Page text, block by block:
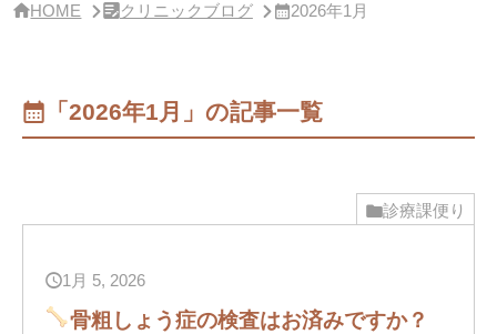
HOME クリニックブログ 2026年1月
「2026年1月」の記事一覧
診療課便り
1月 5, 2026
骨粗しょう症の検査はお済みですか？